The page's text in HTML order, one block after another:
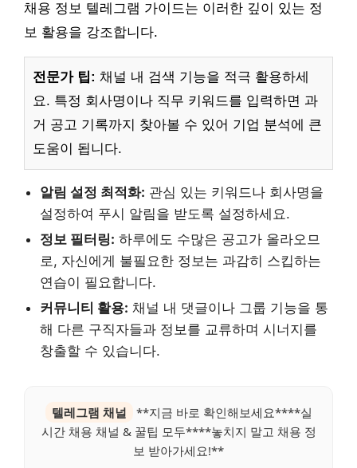
채용 정보 텔레그램 가이드는 이러한 깊이 있는 정
보 활용을 강조합니다.
전문가 팁: 채널 내 검색 기능을 적극 활용하세
요. 특정 회사명이나 직무 키워드를 입력하면 과
거 공고 기록까지 찾아볼 수 있어 기업 분석에 큰
도움이 됩니다.
알림 설정 최적화: 관심 있는 키워드나 회사명을
설정하여 푸시 알림을 받도록 설정하세요.
정보 필터링: 하루에도 수많은 공고가 올라오므
로, 자신에게 불필요한 정보는 과감히 스킵하는
연습이 필요합니다.
커뮤니티 활용: 채널 내 댓글이나 그룹 기능을 통
해 다른 구직자들과 정보를 교류하며 시너지를
창출할 수 있습니다.
텔레그램 채널
**지금 바로 확인해보세요****실
시간 채용 채널 & 꿀팁 모두****놓치지 말고 채용 정
보 받아가세요!**